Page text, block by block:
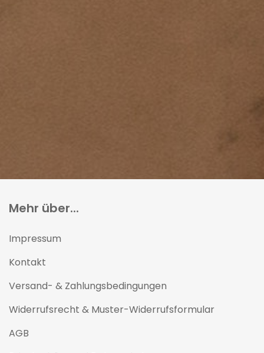
Mehr über...
Impressum
Kontakt
Versand- & Zahlungsbedingungen
Widerrufsrecht & Muster-Widerrufsformular
AGB